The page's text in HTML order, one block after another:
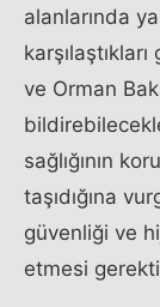
alanlarında
ve Orman
sağlığının
taşıdığına
güvenliği ve
etmesi